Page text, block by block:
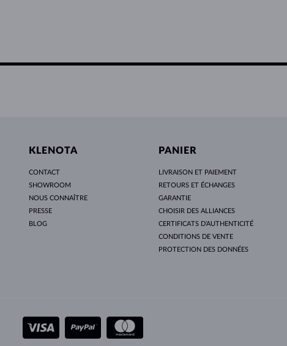
KLENOTA
CONTACT
SHOWROOM
NOUS CONNAÎTRE
PRESSE
BLOG
PANIER
LIVRAISON ET PAIEMENT
RETOURS ET ÉCHANGES
GARANTIE
CHOISIR DES ALLIANCES
CERTIFICATS D’AUTHENTICITÉ
CONDITIONS DE VENTE
PROTECTION DES DONNÉES